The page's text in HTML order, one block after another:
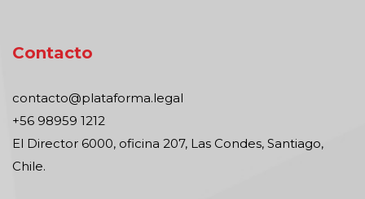
Contacto
contacto@plataforma.legal
+56 98959 1212
El Director 6000, oficina 207, Las Condes, Santiago,
Chile.